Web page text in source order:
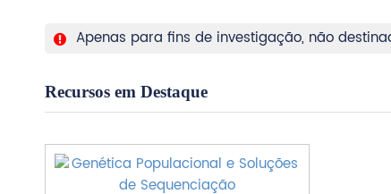
Apenas para fins de investigação, não
Recursos em Destaque